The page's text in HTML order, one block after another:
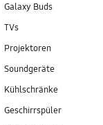
Galaxy Buds
TVs
Projektoren
Soundgeräte
Kühlschränke
Geschirrspüler